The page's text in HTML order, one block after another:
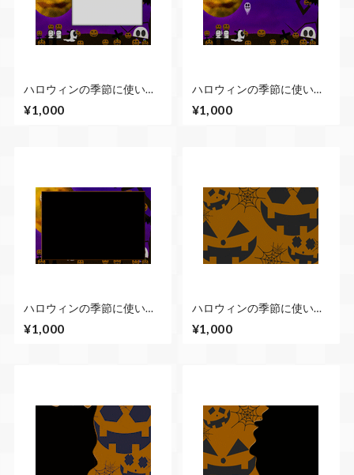
ハロウィンの季節に使いや
すい動画素材 右側にテロ
ップが入るベース付きのル
¥1,000
ハロウィンの季節に使いや
すい動画素材 かぼちゃと
幽霊の宴が始まった風なル
¥1,000
ハロウィンの季節に使いや
真や動画を入れられるルー
¥1,000
ハロウィンの季節に使いや
不規則に動く背景CG
¥1,000